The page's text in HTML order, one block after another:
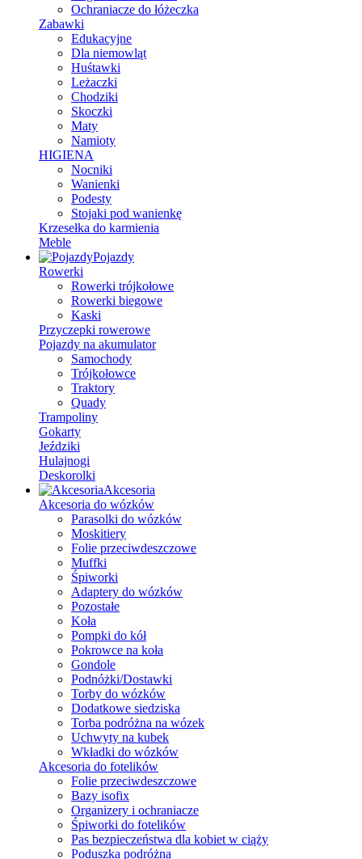
Ochraniacze do łóżeczka
Zabawki
Edukacyjne
Dla niemowląt
Huśtawki
Leżaczki
Chodziki
Skoczki
Maty
Namioty
HIGIENA
Nocniki
Wanienki
Podesty
Stojaki pod wanienkę
Krzesełka do karmienia
Meble
Pojazdy
Rowerki
Rowerki trójkołowe
Rowerki biegowe
Kaski
Przyczepki rowerowe
Pojazdy na akumulator
Samochody
Trójkołowce
Traktory
Quady
Trampoliny
Gokarty
Jeździki
Hulajnogi
Deskorolki
Akcesoria
Akcesoria do wózków
Parasolki do wózków
Moskitiery
Folie przeciwdeszczowe
Muffki
Śpiworki
Adaptery do wózków
Pozostałe
Koła
Pompki do kół
Pokrowce na koła
Gondole
Podnóżki/Dostawki
Torby do wózków
Dodatkowe siedziska
Torba podróżna na wózek
Uchwyty na kubek
Wkładki do wózków
Akcesoria do fotelików
Folie przeciwdeszczowe
Bazy isofix
Organizery i ochraniacze
Śpiworki do fotelików
Pas bezpieczeństwa dla kobiet w ciąży
Poduszka podróżna